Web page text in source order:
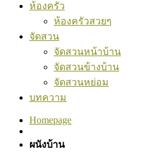
ห้องครัว
ห้องครัวสวยๆ
จัดสวน
จัดสวนหน้าบ้าน
จัดสวนข้างบ้าน
จัดสวนหย่อม
บทความ
Homepage
ผนังบ้าน